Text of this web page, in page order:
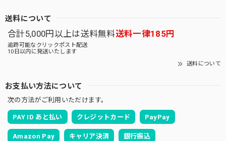
送料について
合計5,000円以上は送料無料送料一律185円
追跡可能なクリックポスト配送
10日以内に発送いたします
送料について
お支払い方法について
次の方法がご利用いただけます。
PAY ID あと払い クレジットカード PayPay
Amazon Pay キャリア決済 銀行振込